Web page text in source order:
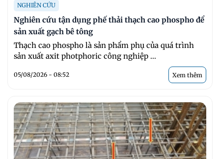
NGHIÊN CỨU
Nghiên cứu tận dụng phế thải thạch cao phospho để
sản xuất gạch bê tông
Thạch cao phospho là sản phẩm phụ của quá trình
sản xuất axit photphoric công nghiệp ...
05/08/2026 - 08:52 Xem thêm